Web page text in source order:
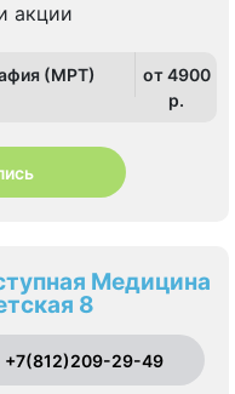
акции
(МРТ)
от 4900
p.
Медицина
8
+7(812)209-29-49